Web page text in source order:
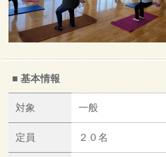
■ 基本情報
対象 一般
定員 ２０名